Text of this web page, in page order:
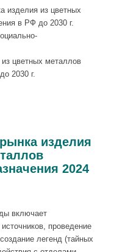
изделия из цветных
в РФ до 2030 г.
цветных металлов
2030 г.
изделия
2024
включает
проведение
легенд (тайных